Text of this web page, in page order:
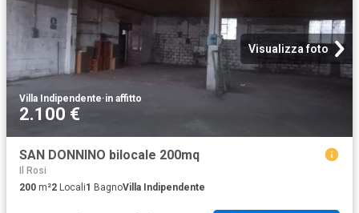
Visualizza foto
Villa Indipendente·in affitto
2.100 €
SAN DONNINO bilocale 200mq
Il Rosi
200 m²2 Locali1 BagnoVilla Indipendente